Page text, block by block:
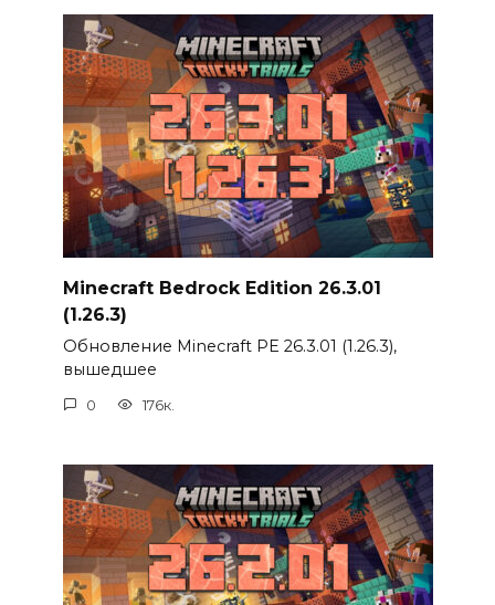
Minecraft Bedrock Edition 26.3.01
(1.26.3)
Обновление Minecraft PE 26.3.01 (1.26.3),
вышедшее
0 176к.